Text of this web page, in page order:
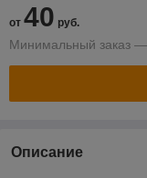
от 40 руб.
Минимальный заказ —
Описание